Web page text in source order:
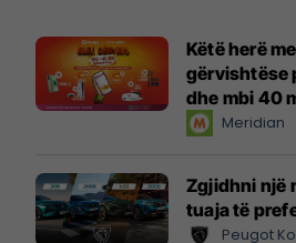
Këtë herë
gërvishtëse
dhe mbi 40
instant!Meridian
Zgjidhni një
tuaja të
Peugot